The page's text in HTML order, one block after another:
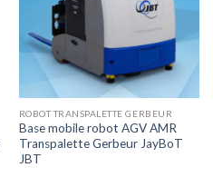
ROBOT TRANSPALETTE GERBEUR
Base mobile robot AGV AMR
Transpalette Gerbeur JayBoT
JBT